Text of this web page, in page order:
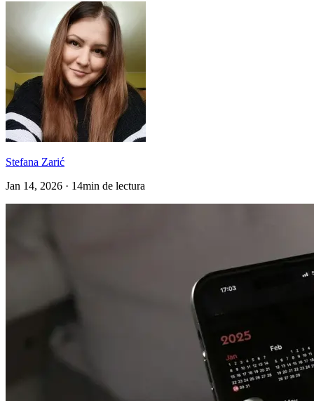
Stefana Zarić
Jan 14, 2026 · 14min de lectura